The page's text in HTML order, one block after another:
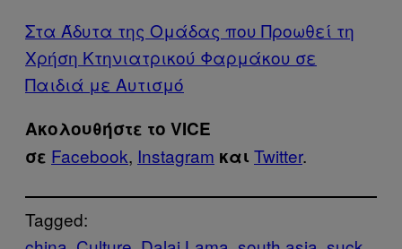
Στα Άδυτα της Ομάδας που Προωθεί τη
Χρήση Κτηνιατρικού Φαρμάκου σε
Παιδιά με Αυτισμό
Ακολουθήστε το VICE
σε Facebook, Instagram και Twitter.
Tagged: